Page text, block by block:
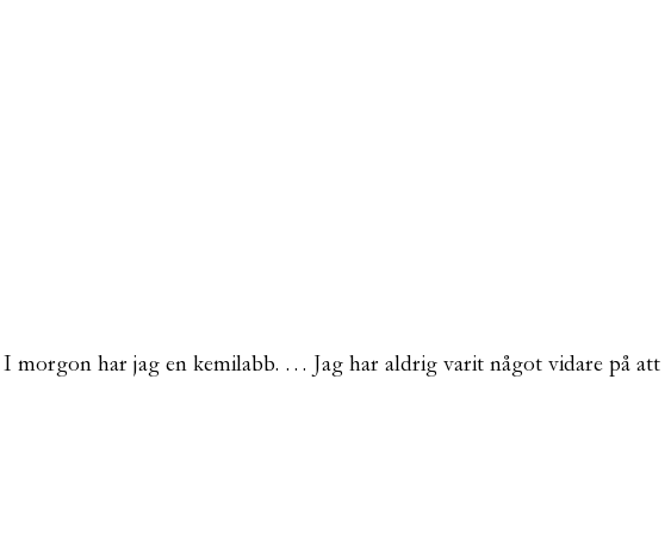
morgon har jag en kemilabb. … Jag har aldrig varit något vidare på att